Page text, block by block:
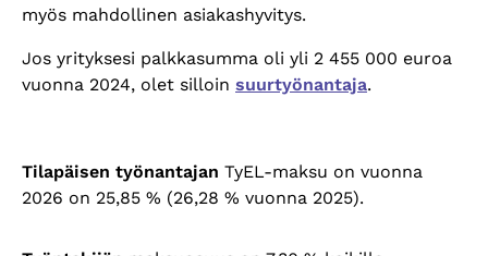
myös mahdollinen asiakashyvitys.
Jos yrityksesi palkkasumma oli yli 2 455 000 euroa
vuonna 2024, olet silloin suurtyönantaja.
Tilapäisen työnantajan TyEL-maksu on vuonna
2026 on 25,85 % (26,28 % vuonna 2025).